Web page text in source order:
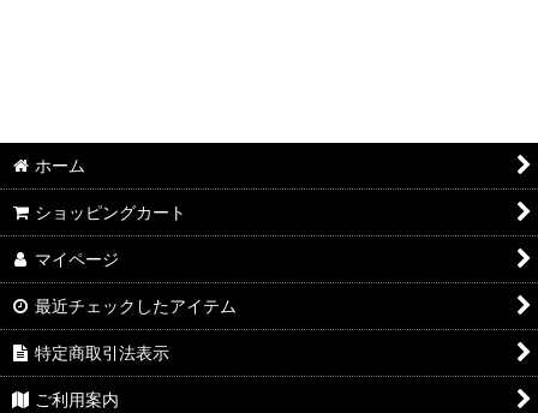
ホーム
ショッピングカート
マイページ
最近チェックしたアイテム
特定商取引法表示
ご利用案内